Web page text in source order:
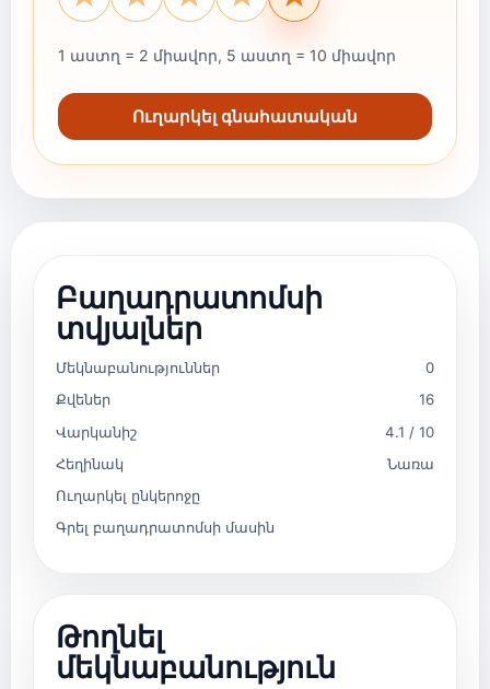
1 աստղ = 2 միավոր, 5 աստղ = 10 միավոր
Ուղարկել գնահատական
Բաղադրատոմսի
տվյալներ
Մեկնաբանություններ
0
Քվեներ
16
Վարկանիշ
4.1 / 10
Հեղինակ
Նառա
Ուղարկել ընկերոջը
Գրել բաղադրատոմսի մասին
Թողնել
մեկնաբանություն